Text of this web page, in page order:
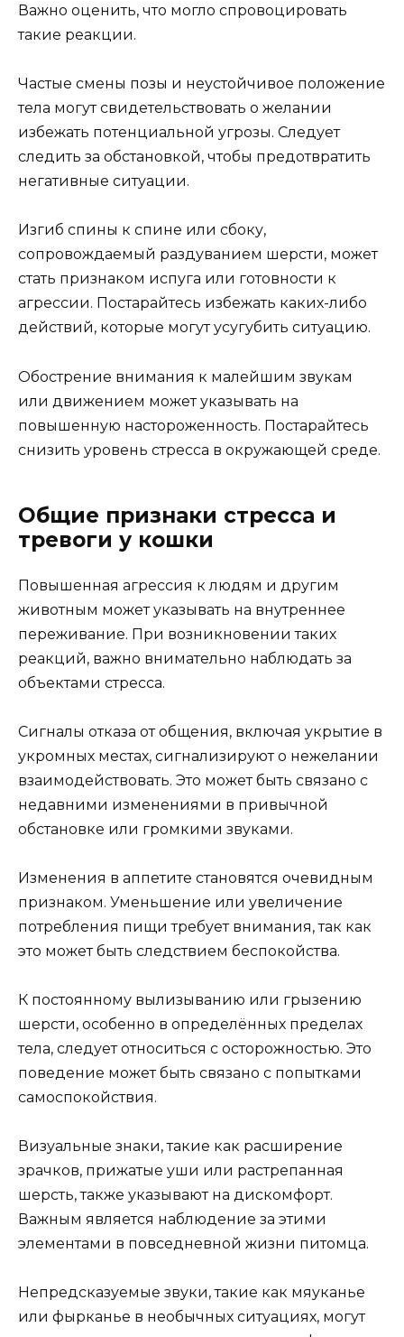
Важно оценить, что могло спровоцировать
такие реакции.
Частые смены позы и неустойчивое положение
тела могут свидетельствовать о желании
избежать потенциальной угрозы. Следует
следить за обстановкой, чтобы предотвратить
негативные ситуации.
Изгиб спины к спине или сбоку,
сопровождаемый раздуванием шерсти, может
стать признаком испуга или готовности к
агрессии. Постарайтесь избежать каких-либо
действий, которые могут усугубить ситуацию.
Обострение внимания к малейшим звукам
или движением может указывать на
повышенную настороженность. Постарайтесь
снизить уровень стресса в окружающей среде.
Общие признаки стресса и
тревоги у кошки
Повышенная агрессия к людям и другим
животным может указывать на внутреннее
переживание. При возникновении таких
реакций, важно внимательно наблюдать за
объектами стресса.
Сигналы отказа от общения, включая укрытие в
укромных местах, сигнализируют о нежелании
взаимодействовать. Это может быть связано с
недавними изменениями в привычной
обстановке или громкими звуками.
Изменения в аппетите становятся очевидным
признаком. Уменьшение или увеличение
потребления пищи требует внимания, так как
это может быть следствием беспокойства.
К постоянному вылизыванию или грызению
шерсти, особенно в определённых пределах
тела, следует относиться с осторожностью. Это
поведение может быть связано с попытками
самоспокойствия.
Визуальные знаки, такие как расширение
зрачков, прижатые уши или растрепанная
шерсть, также указывают на дискомфорт.
Важным является наблюдение за этими
элементами в повседневной жизни питомца.
Непредсказуемые звуки, такие как мяуканье
или фырканье в необычных ситуациях, могут